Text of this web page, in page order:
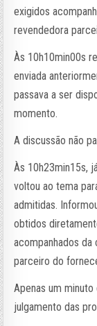
exigidos
revendedora
Às 10h10min00s
enviada
passava a ser
momento.
A discussão não
Às 10h23min15s,
voltou ao tema
admitidas.
obtidos
acompanhados
parceiro do
Apenas um
julgamento das